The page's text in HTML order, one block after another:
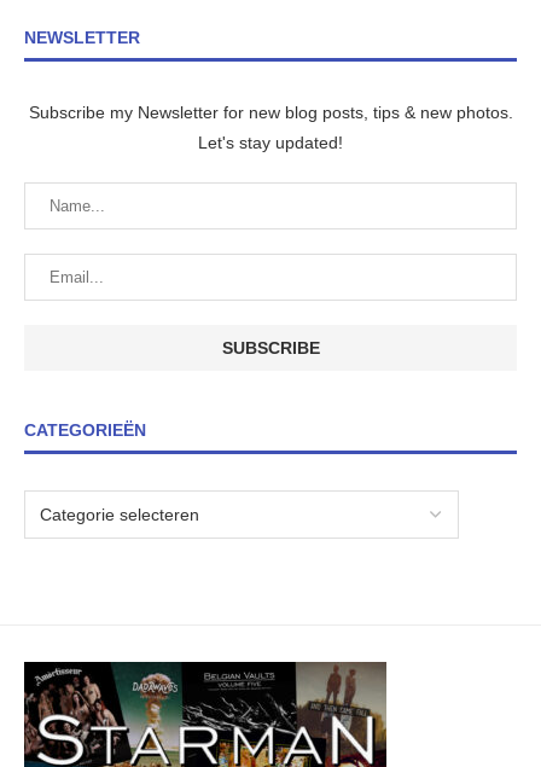
NEWSLETTER
Subscribe my Newsletter for new blog posts, tips & new photos.
Let's stay updated!
CATEGORIEËN